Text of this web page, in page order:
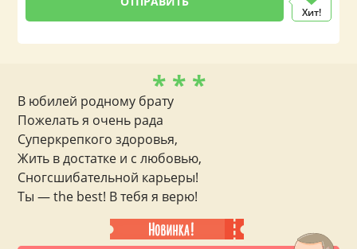
Хит!
* * *
В юбилей родному брату
Пожелать я очень рада
Суперкрепкого здоровья,
Жить в достатке и с любовью,
Сногсшибательной карьеры!
Ты — the best! В тебя я верю!